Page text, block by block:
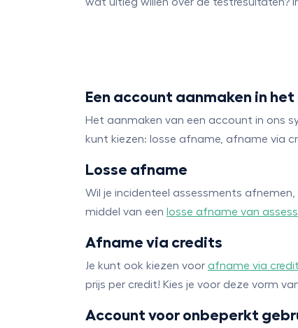
Een account aanmaken in
Het aanmaken van een account in ons
kunt kiezen: losse afname, afname via
Losse afname
Wil je incidenteel assessments
middel van een losse afname van
Afname via credits
Je kunt ook kiezen voor afname via
prijs per credit! Kies je voor deze vorm
Account voor onbeperkt